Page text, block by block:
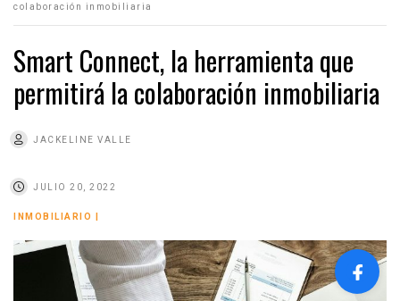
colaboración inmobiliaria
Smart Connect, la herramienta que
permitirá la colaboración inmobiliaria
JACKELINE VALLE
JULIO 20, 2022
INMOBILIARIO